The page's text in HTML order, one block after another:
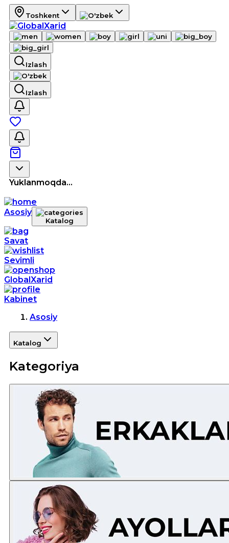
Toshkent
Izlash
Izlash
Yuklanmoqda...
Asosiy
Katalog
Savat
Sevimli
GlobalXarid
Kabinet
Asosiy
Katalog
Kategoriya